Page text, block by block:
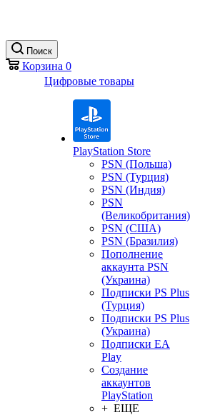
Поиск
Корзина 0
Цифровые товары
PlayStation Store
PSN (Польша)
PSN (Турция)
PSN (Индия)
PSN
(Великобритания)
PSN (США)
PSN (Бразилия)
Пополнение
аккаунта PSN
(Украина)
Подписки PS Plus
(Турция)
Подписки PS Plus
(Украина)
Подписки EA
Play
Создание
аккаунтов
PlayStation
+ ЕЩЕ